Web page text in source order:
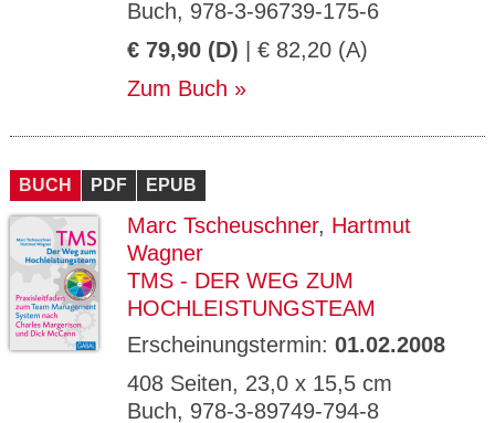
Buch, 978-3-96739-175-6
€ 79,90 (D) | € 82,20 (A)
Zum Buch
BUCH PDF EPUB
Marc Tscheuschner, Hartmut
Wagner
TMS - DER WEG ZUM
HOCHLEISTUNGSTEAM
Erscheinungstermin: 01.02.2008
408 Seiten, 23,0 x 15,5 cm
Buch, 978-3-89749-794-8